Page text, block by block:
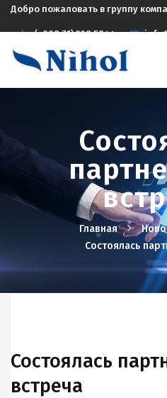
Добро пожаловать в группу
(+998 71) 208 5844
Главная
Состоялась
Состоялась
встреча